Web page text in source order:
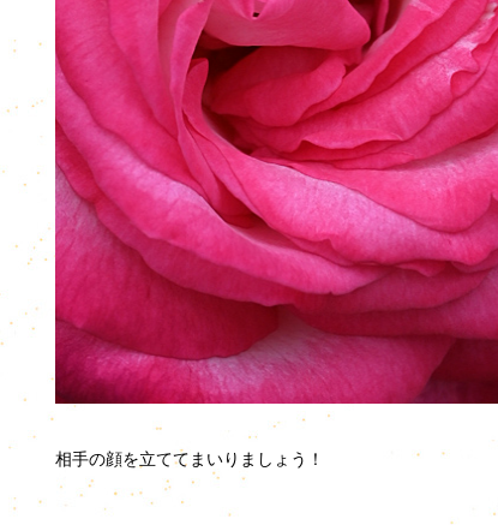
相手の顔を立ててまいりましょう！